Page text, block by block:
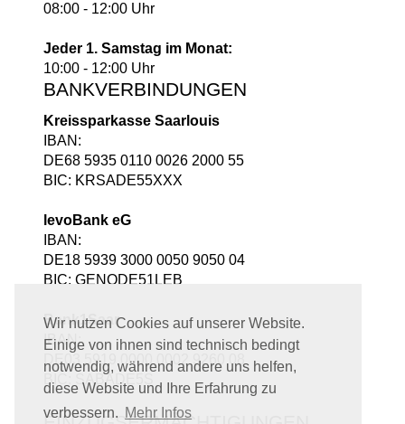
Wir nutzen Cookies auf unserer Website.
Einige von ihnen sind technisch bedingt
notwendig, während andere uns helfen,
diese Website und Ihre Erfahrung zu
verbessern. Mehr Infos
08:00 - 12:00 Uhr
Jeder 1. Samstag im Monat:
10:00 - 12:00 Uhr
BANKVERBINDUNGEN
Kreissparkasse Saarlouis
IBAN:
DE68 5935 0110 0026 2000 55
BIC: KRSADE55XXX
levoBank eG
IBAN:
DE18 5939 3000 0050 9050 04
BIC: GENODE51LEB
Bank1Saar
IBAN:
DE03 5919 0000 0002 9260 08
BIC: SABADE5S